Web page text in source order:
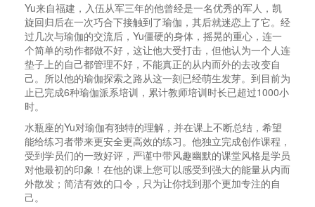
Yu来自福建，入伍从军三年的他曾经是一名优秀的军人，凯
旋回归后在一次巧合下接触到了瑜伽，其后就迷恋上了它。经
过几次与瑜伽的交流后，Yu僵硬的身体，摇晃的重心，连一
个简单的动作都做不好，这让他大受打击，但他认为一个人连
垫子上的自己都管理不好，不能真正的从内而外的去改变自
己。所以他的瑜伽探索之路从这一刻已经萌生发芽。到目前为
止已完成6种瑜伽派系培训，累计教师培训时长已超过1000小
时。
水瓶座的Yu对瑜伽有独特的理解，并在课上不断总结，希望
能给练习者带来更安全更高效的练习。他独立完成创作课程，
受到学员们的一致好评，严谨中带风趣幽默的课堂风格是学员
对他最初的印象！在他的课上您可以感受到强大的能量从内而
外散发；简洁有效的口令，只为让你找到那个更加专注的自
己。